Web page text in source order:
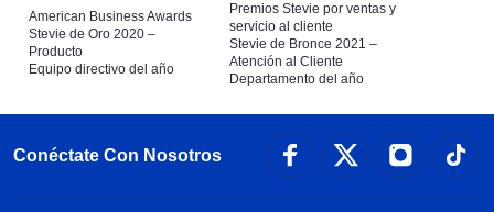
American Business Awards
Stevie de Oro 2020 –
Producto
Equipo directivo del año
Premios Stevie por ventas y
servicio al cliente
Stevie de Bronce 2021 –
Atención al Cliente
Departamento del año
Conéctate Con Nosotros